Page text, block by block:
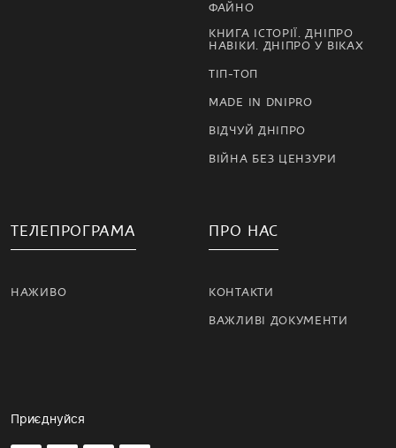
ФАЙНО
КНИГА ІСТОРІЇ. ДНІПРО
НАВІКИ. ДНІПРО У ВІКАХ
ТІП-ТОП
MADE IN DNIPRO
ВІДЧУЙ ДНІПРО
ВІЙНА БЕЗ ЦЕНЗУРИ
ТЕЛЕПРОГРАМА
НАЖИВО
ПРО НАС
КОНТАКТИ
ВАЖЛИВІ ДОКУМЕНТИ
Приєднуйся